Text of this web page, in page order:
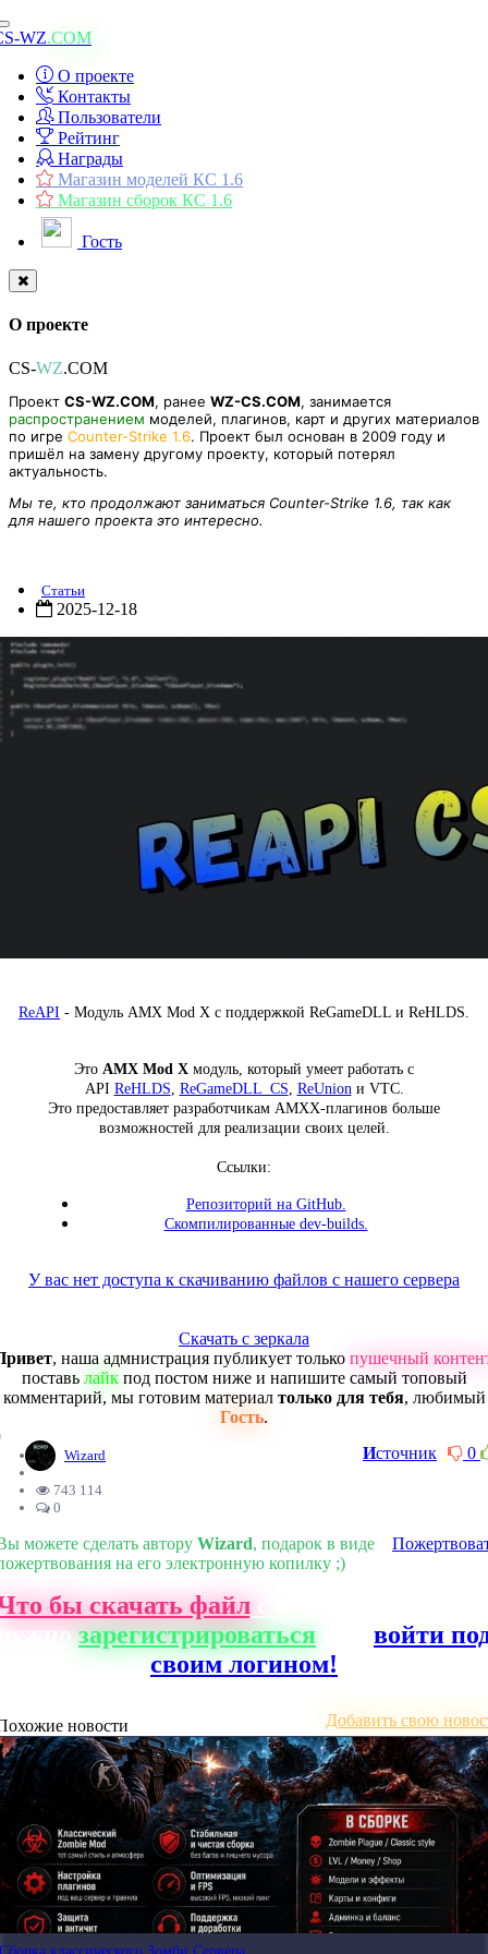
Toggle
navigation
WZ.COM
О проекте
Контакты
Пользователи
Рейтинг
Награды
Магазин моделей КС 1.6
Магазин сборок КС 1.6
Гость
О проекте
CS-WZ.COM
Проект CS-WZ.COM, ранее WZ-CS.COM, занимается
распространением моделей, плагинов, карт и других материалов
по игре Counter-Strike 1.6. Проект был основан в 2009 году и
пришёл на замену другому проекту, который потерял
актуальность.
Мы те, кто продолжают заниматься Counter-Strike 1.6, так как
для нашего проекта это интересно.
Статьи
2025-12-18
ReAPI - Модуль AMX Mod X с поддержкой ReGameDLL и ReHLDS.
Это AMX Mod X модуль, который умеет работать с
API ReHLDS ReGameDLL_CS ReUnion и VTC.
Это предоставляет разработчикам AMXX-плагинов больше
возможностей для реализации своих целей.
Ссылки:
Репозиторий на GitHub.
Скомпилированные dev-builds.
У вас нет доступа к скачиванию файлов с нашего сервера
Скачать с зеркала
, наша адмнистрация публикует только пушечный
поставь лайкпод постом ниже и напишите самый топовый
комментарий, мы готовим материал только для тебя, любимый
Гость.
0
Источник
Wizard
743 114
0
можете сделать автору Wizard, подарок в виде
на его электронную копилку ;)
бы скачать файлс нашего сайта,
зарегистрироваться
войти
своим логином!
новости Добавить свою